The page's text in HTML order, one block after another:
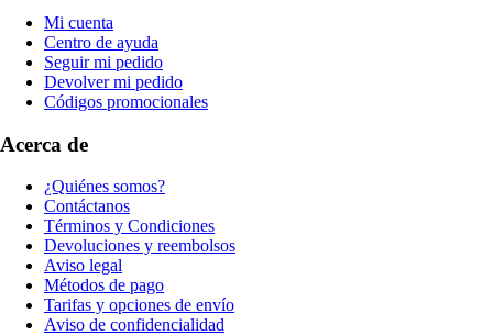
Mi cuenta
Centro de ayuda
Seguir mi pedido
Devolver mi pedido
Códigos promocionales
Acerca de
¿Quiénes somos?
Contáctanos
Términos y Condiciones
Devoluciones y reembolsos
Aviso legal
Métodos de pago
Tarifas y opciones de envío
Aviso de confidencialidad